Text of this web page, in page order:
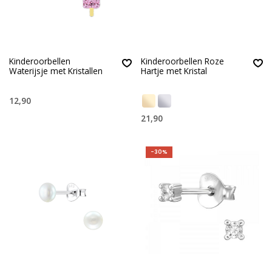
Kinderoorbellen
Waterijsje met Kristallen
12,90
Kinderoorbellen Roze
Hartje met Kristal
21,90
-30%